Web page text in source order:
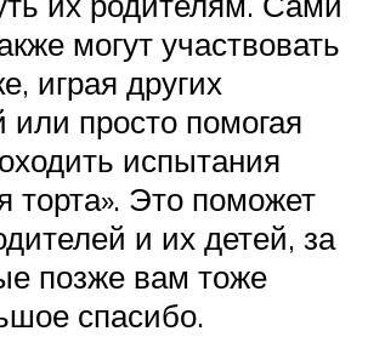
могут участвовать
играя других
или просто помогая
испытания
торта». Это поможет
и их детей, за
позже вам тоже
спасибо.